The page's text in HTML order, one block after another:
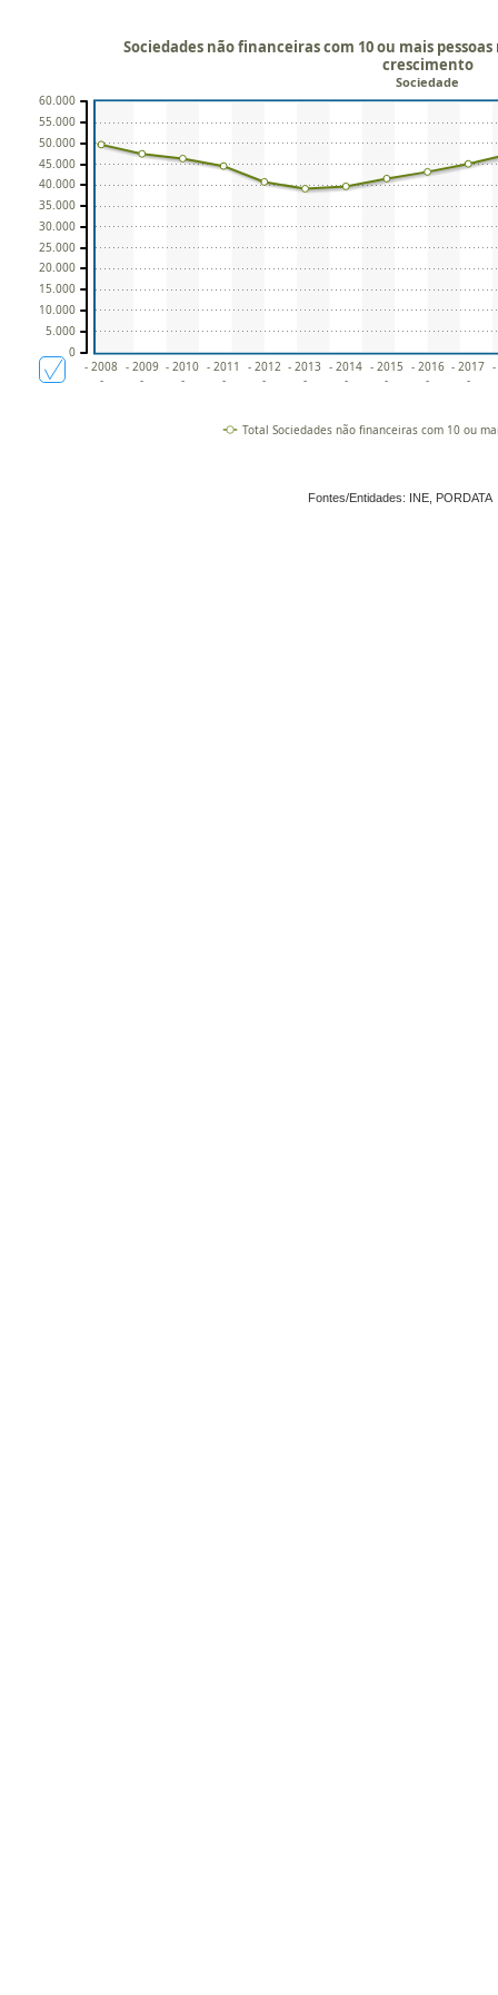
- 2008
-
- 2009
-
- 2010
-
- 2011
-
- 2012
-
- 2013
-
- 2014
-
- 2015
-
- 2016
-
- 2017
-
Sociedades não financeiras com 10 ou mais
crescimento
Sociedade
0
5.000
10.000
15.000
20.000
25.000
30.000
35.000
40.000
45.000
50.000
55.000
60.000
Total Sociedades não financeiras com 10 ou
Fontes/Entidades: INE, PORDATA